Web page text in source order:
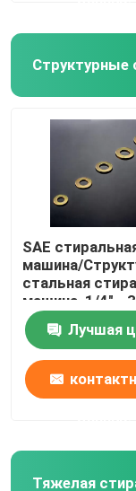
SAE
машина/
стальная
машина, 1/4" -
простой/
дакрометный
Лучшая
Тяжелая